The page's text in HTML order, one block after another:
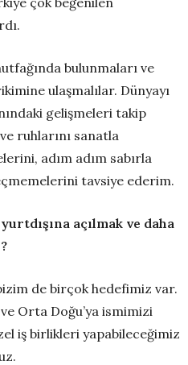
bulunmaları ve
ulaşmalılar. Dünyayı
gelişmeleri takip
ruhlarını sanatla
adım adım sabırla
tavsiye ederim.
açılmak ve daha
de birçok hedefimiz var.
Orta Doğu’ya ismimizi
iş birlikleri yapabileceğimiz